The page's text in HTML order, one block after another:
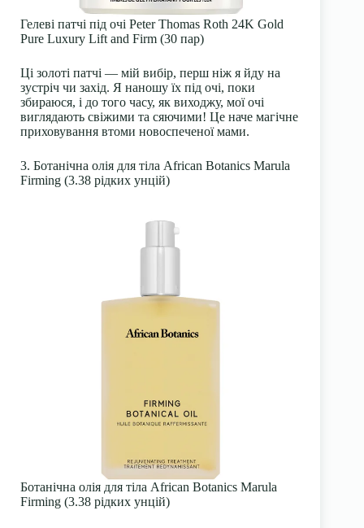
Гелеві патчі під очі Peter Thomas Roth 24K Gold
Pure Luxury Lift and Firm (30 пар)
Ці золоті патчі — мій вибір, перш ніж я йду на
зустріч чи захід. Я наношу їх під очі, поки
збираюся, і до того часу, як виходжу, мої очі
виглядають свіжими та сяючими! Це наче магічне
приховування втоми новоспеченої мами.
3. Ботанічна олія для тіла African Botanics Marula
Firming (3.38 рідких унцій)
Ботанічна олія для тіла African Botanics Marula
Firming (3.38 рідких унцій)